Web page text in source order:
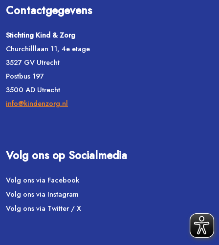
Contactgegevens
Stichting Kind & Zorg
Churchilllaan 11, 4e etage
3527 GV Utrecht
Postbus 197
3500 AD Utrecht
info@kindenzorg.nl
Volg ons op Socialmedia
Volg ons via Facebook
Volg ons via Instagram
Volg ons via Twitter / X